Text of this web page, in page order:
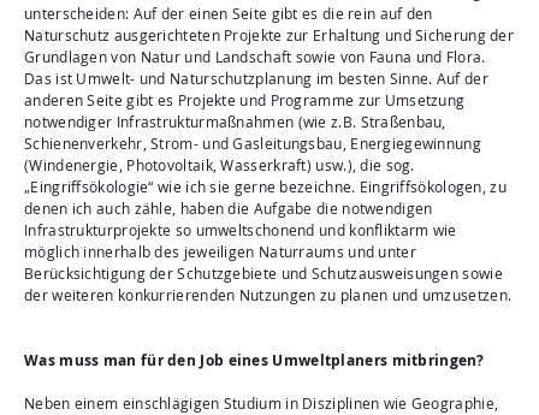
unterscheiden: Auf der einen Seite gibt es die rein auf den
Naturschutz ausgerichteten Projekte zur Erhaltung und Sicherung der
Grundlagen von Natur und Landschaft sowie von Fauna und Flora.
Das ist Umwelt- und Naturschutzplanung im besten Sinne. Auf der
anderen Seite gibt es Projekte und Programme zur Umsetzung
notwendiger Infrastrukturmaßnahmen (wie z.B. Straßenbau,
Schienenverkehr, Strom- und Gasleitungsbau, Energiegewinnung
(Windenergie, Photovoltaik, Wasserkraft) usw.), die sog.
„Eingriffsökologie“ wie ich sie gerne bezeichne. Eingriffsökologen, zu
denen ich auch zähle, haben die Aufgabe die notwendigen
Infrastrukturprojekte so umweltschonend und konfliktarm wie
möglich innerhalb des jeweiligen Naturraums und unter
Berücksichtigung der Schutzgebiete und Schutzausweisungen sowie
der weiteren konkurrierenden Nutzungen zu planen und umzusetzen.
Was muss man für den Job eines Umweltplaners mitbringen?
Neben einem einschlägigen Studium in Disziplinen wie Geographie,